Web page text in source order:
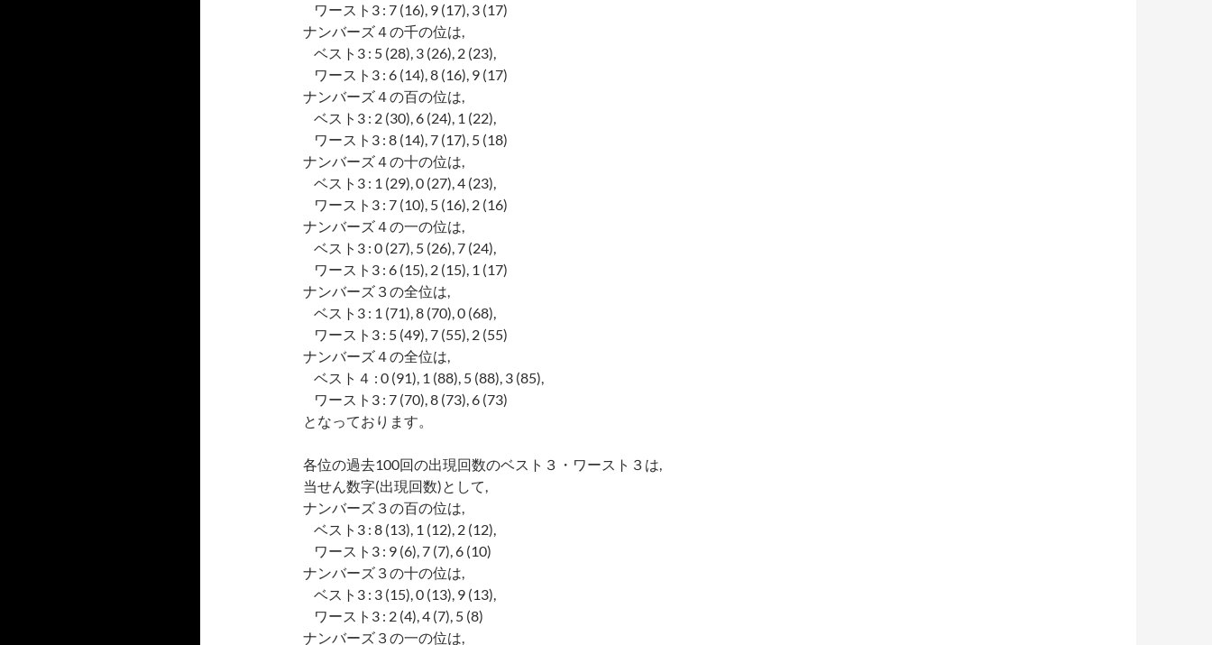
ワースト3 : 7 (16), 9 (17), 3 (17)
ナンバーズ４の千の位は,
ベスト3 : 5 (28), 3 (26), 2 (23),
ワースト3 : 6 (14), 8 (16), 9 (17)
ナンバーズ４の百の位は,
ベスト3 : 2 (30), 6 (24), 1 (22),
ワースト3 : 8 (14), 7 (17), 5 (18)
ナンバーズ４の十の位は,
ベスト3 : 1 (29), 0 (27), 4 (23),
ワースト3 : 7 (10), 5 (16), 2 (16)
ナンバーズ４の一の位は,
ベスト3 : 0 (27), 5 (26), 7 (24),
ワースト3 : 6 (15), 2 (15), 1 (17)
ナンバーズ３の全位は,
ベスト3 : 1 (71), 8 (70), 0 (68),
ワースト3 : 5 (49), 7 (55), 2 (55)
ナンバーズ４の全位は,
ベスト４ : 0 (91), 1 (88), 5 (88), 3 (85),
ワースト3 : 7 (70), 8 (73), 6 (73)
となっております。
各位の過去100回の出現回数のベスト３・ワースト３は,
当せん数字(出現回数)として,
ナンバーズ３の百の位は,
ベスト3 : 8 (13), 1 (12), 2 (12),
ワースト3 : 9 (6), 7 (7), 6 (10)
ナンバーズ３の十の位は,
ベスト3 : 3 (15), 0 (13), 9 (13),
ワースト3 : 2 (4), 4 (7), 5 (8)
ナンバーズ３の一の位は,